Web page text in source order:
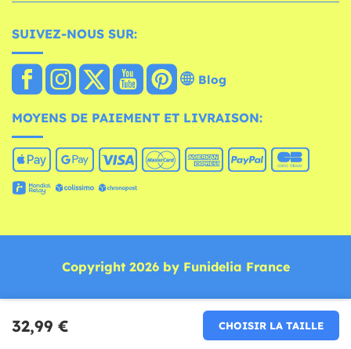
32,99 € CHOISIR LA TAILLE
SUIVEZ-NOUS SUR:
Blog
MOYENS DE PAIEMENT ET LIVRAISON:
Copyright 2026 by Funidelia France